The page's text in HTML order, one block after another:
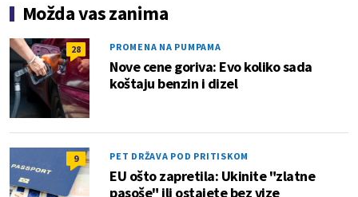
Možda vas zanima
28 PROMENA NA PUMPAMA
Nove cene goriva: Evo koliko sada
koštaju benzin i dizel
9 PET DRŽAVA POD PRITISKOM
EU ošto zapretila: Ukinite "zlatne
pasoše" ili ostajete bez vize